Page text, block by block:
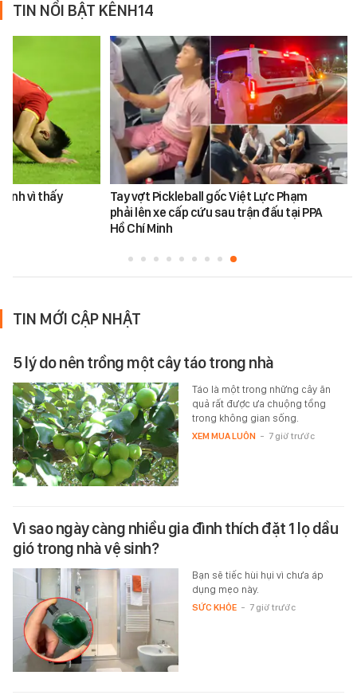
TIN NỔI BẬT KÊNH14
vì thấy
Tay vợt Pickleball gốc Việt Lực Phạm
phải lên xe cấp cứu sau trận đấu tại PPA
Hồ Chí Minh
TIN MỚI CẬP NHẬT
5 lý do nên trồng một cây táo trong nhà
Táo là một trong những cây ăn
quả rất được ưa chuộng tồng
trong không gian sống.
XEM MUA LUÔN - 7 giờ trước
Vì sao ngày càng nhiều gia đình thích đặt 1 lọ dầu
gió trong nhà vệ sinh?
Bạn sẽ tiếc hùi hụi vì chưa áp
dụng mẹo này.
SỨC KHỎE - 7 giờ trước